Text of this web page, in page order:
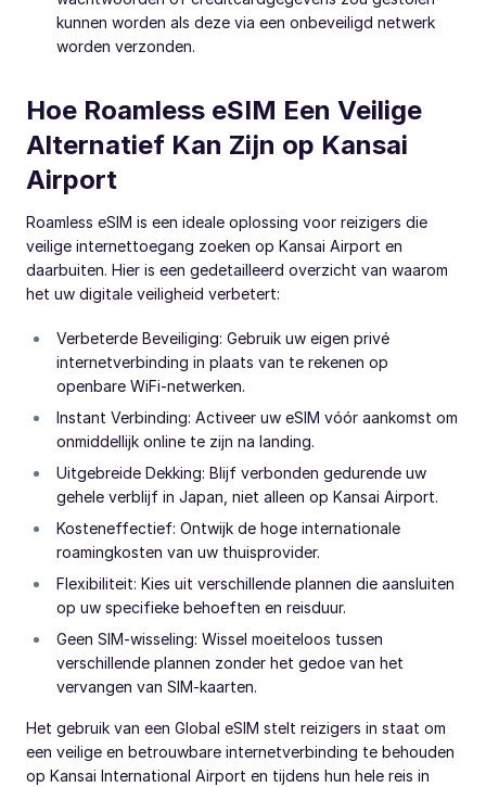
kunnen worden als deze via een onbeveiligd netwerk
worden verzonden.
Hoe Roamless eSIM Een Veilige
Alternatief Kan Zijn op Kansai
Airport
Roamless eSIM is een ideale oplossing voor reizigers die
veilige internettoegang zoeken op Kansai Airport en
daarbuiten. Hier is een gedetailleerd overzicht van waarom
het uw digitale veiligheid verbetert:
Verbeterde Beveiliging: Gebruik uw eigen privé
internetverbinding in plaats van te rekenen op
openbare WiFi-netwerken.
Instant Verbinding: Activeer uw eSIM vóór aankomst om
onmiddellijk online te zijn na landing.
Uitgebreide Dekking: Blijf verbonden gedurende uw
gehele verblijf in Japan, niet alleen op Kansai Airport.
Kosteneffectief: Ontwijk de hoge internationale
roamingkosten van uw thuisprovider.
Flexibiliteit: Kies uit verschillende plannen die aansluiten
op uw specifieke behoeften en reisduur.
Geen SIM-wisseling: Wissel moeiteloos tussen
verschillende plannen zonder het gedoe van het
vervangen van SIM-kaarten.
Het gebruik van een Global eSIM stelt reizigers in staat om
een veilige en betrouwbare internetverbinding te behouden
op Kansai International Airport en tijdens hun hele reis in